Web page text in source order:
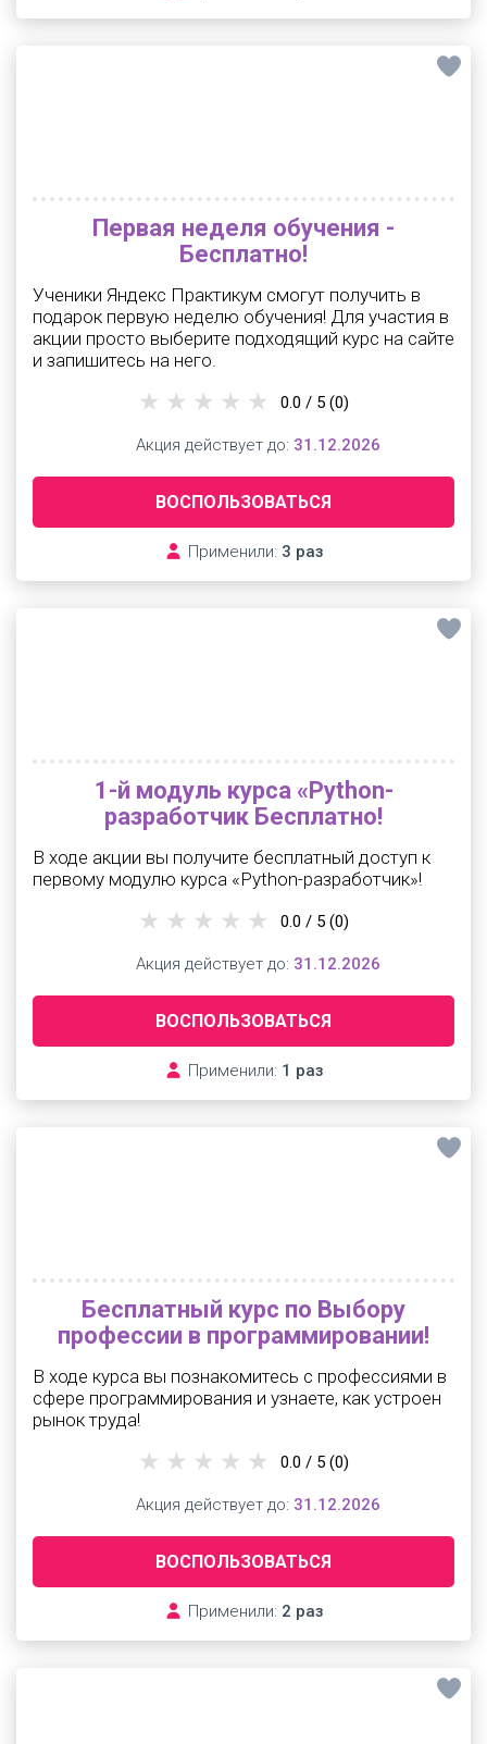
Первая неделя обучения -
Бесплатно!
Ученики Яндекс Практикум смогут получить в
подарок первую неделю обучения! Для участия в
акции просто выберите подходящий курс на сайте
и запишитесь на него.
ВОСПОЛЬЗОВАТЬСЯ
Применили: 3 раз
0.0 / 5 (0)
Акция действует до: 31.12.2026
1-й модуль курса «Python-
разработчик Бесплатно!
В ходе акции вы получите бесплатный доступ к
первому модулю курса «Python-разработчик»!
ВОСПОЛЬЗОВАТЬСЯ
Применили: 1 раз
0.0 / 5 (0)
Акция действует до: 31.12.2026
Бесплатный курс по Выбору
профессии в программировании!
В ходе курса вы познакомитесь с профессиями в
сфере программирования и узнаете, как устроен
рынок труда!
ВОСПОЛЬЗОВАТЬСЯ
Применили: 2 раз
0.0 / 5 (0)
Акция действует до: 31.12.2026